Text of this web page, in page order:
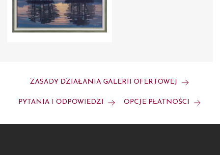
ZASADY DZIAŁANIA GALERII OFERTOWEJ
PYTANIA I ODPOWIEDZI OPCJE PŁATNOŚCI